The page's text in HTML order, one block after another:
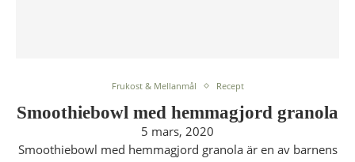
Frukost & Mellanmål Recept
Smoothiebowl med hemmagjord granola
5 mars, 2020
Smoothiebowl med hemmagjord granola är en av barnens